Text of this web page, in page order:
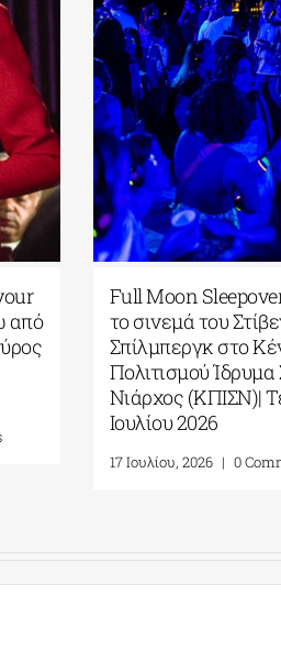
Park your Cinema –
Cinema Kids| Σινεμά
τα αστέρια στο Πάρκο
Νιάρχος| Αύγουστος-
Σεπτέμβριος 2026
4 Αυγούστου, 2026